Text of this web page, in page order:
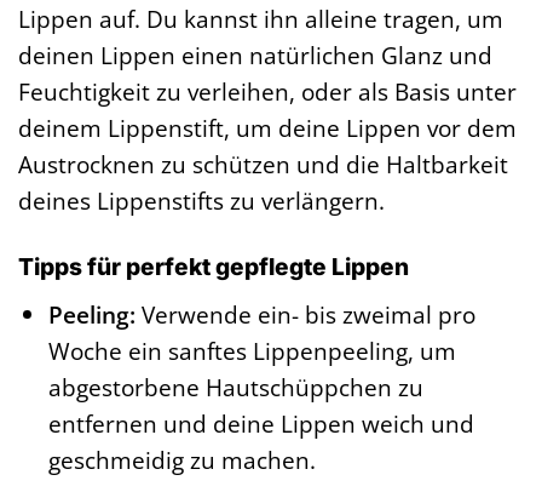
Lippen auf. Du kannst ihn alleine tragen, um
deinen Lippen einen natürlichen Glanz und
Feuchtigkeit zu verleihen, oder als Basis unter
deinem Lippenstift, um deine Lippen vor dem
Austrocknen zu schützen und die Haltbarkeit
deines Lippenstifts zu verlängern.
Tipps für perfekt gepflegte Lippen
Peeling: Verwende ein- bis zweimal pro
Woche ein sanftes Lippenpeeling, um
abgestorbene Hautschüppchen zu
entfernen und deine Lippen weich und
geschmeidig zu machen.